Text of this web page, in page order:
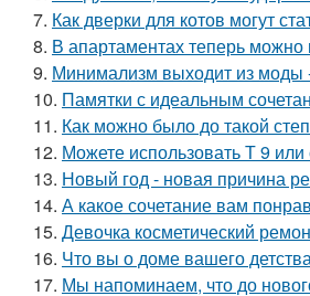
7. Как дверки для котов могут
8. В апартаментах теперь можно
9. Минимализм выходит из моды
10. Памятки с идеальным
11. Как можно было до такой
12. Можете использовать Т 9
13. Новый год - новая причина
14. А какое сочетание вам
15. Девочка косметический
16. Что вы о доме вашего
17. Мы напоминаем, что до